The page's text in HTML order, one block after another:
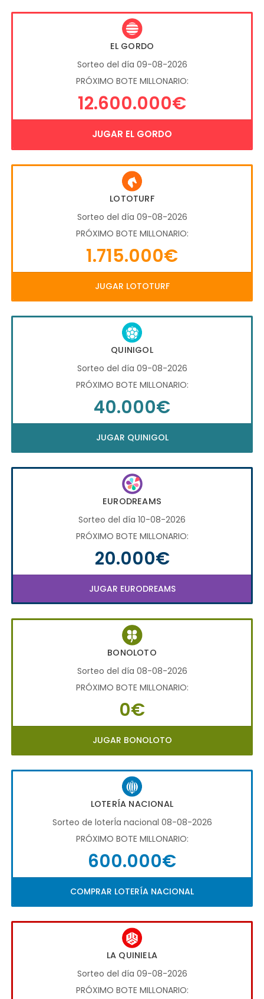
EL GORDO
Sorteo del día 09-08-2026
PRÓXIMO BOTE MILLONARIO:
12.600.000€
JUGAR EL GORDO
LOTOTURF
Sorteo del día 09-08-2026
PRÓXIMO BOTE MILLONARIO:
1.715.000€
JUGAR LOTOTURF
QUINIGOL
Sorteo del día 09-08-2026
PRÓXIMO BOTE MILLONARIO:
40.000€
JUGAR QUINIGOL
EURODREAMS
Sorteo del día 10-08-2026
PRÓXIMO BOTE MILLONARIO:
20.000€
JUGAR EURODREAMS
BONOLOTO
Sorteo del día 08-08-2026
PRÓXIMO BOTE MILLONARIO:
0€
JUGAR BONOLOTO
LOTERÍA NACIONAL
Sorteo de loterÍa nacional 08-08-2026
PRÓXIMO BOTE MILLONARIO:
600.000€
COMPRAR LOTERÍA NACIONAL
LA QUINIELA
Sorteo del día 09-08-2026
PRÓXIMO BOTE MILLONARIO: